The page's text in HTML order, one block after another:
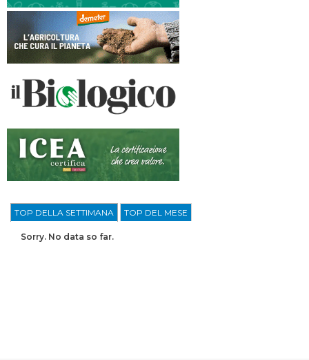
TOP DELLA SETTIMANA TOP DEL MESE
Sorry. No data so far.